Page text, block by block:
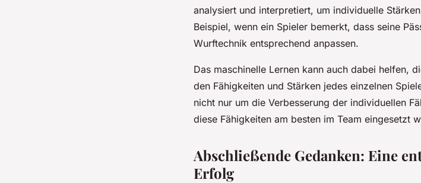
analysiert und interpretiert, um individuelle
Beispiel, wenn ein Spieler bemerkt, dass seine
Wurftechnik entsprechend anpassen.
Das maschinelle Lernen kann auch dabei helfen,
den Fähigkeiten und Stärken jedes einzelnen
nicht nur um die Verbesserung der individuellen
diese Fähigkeiten am besten im Team eingesetzt
Abschließende Gedanken: Eine
Erfolg